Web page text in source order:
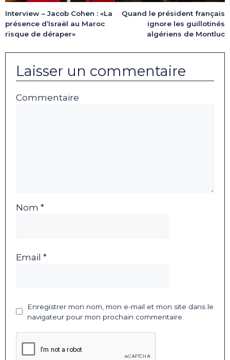
Interview – Jacob Cohen : «La
présence d’Israël au Maroc
risque de déraper»
Quand le président français
ignore les guillotinés
algériens de Montluc
Laisser un commentaire
Commentaire
Nom *
Email *
Enregistrer mon nom, mon e-mail et mon site dans le
navigateur pour mon prochain commentaire.